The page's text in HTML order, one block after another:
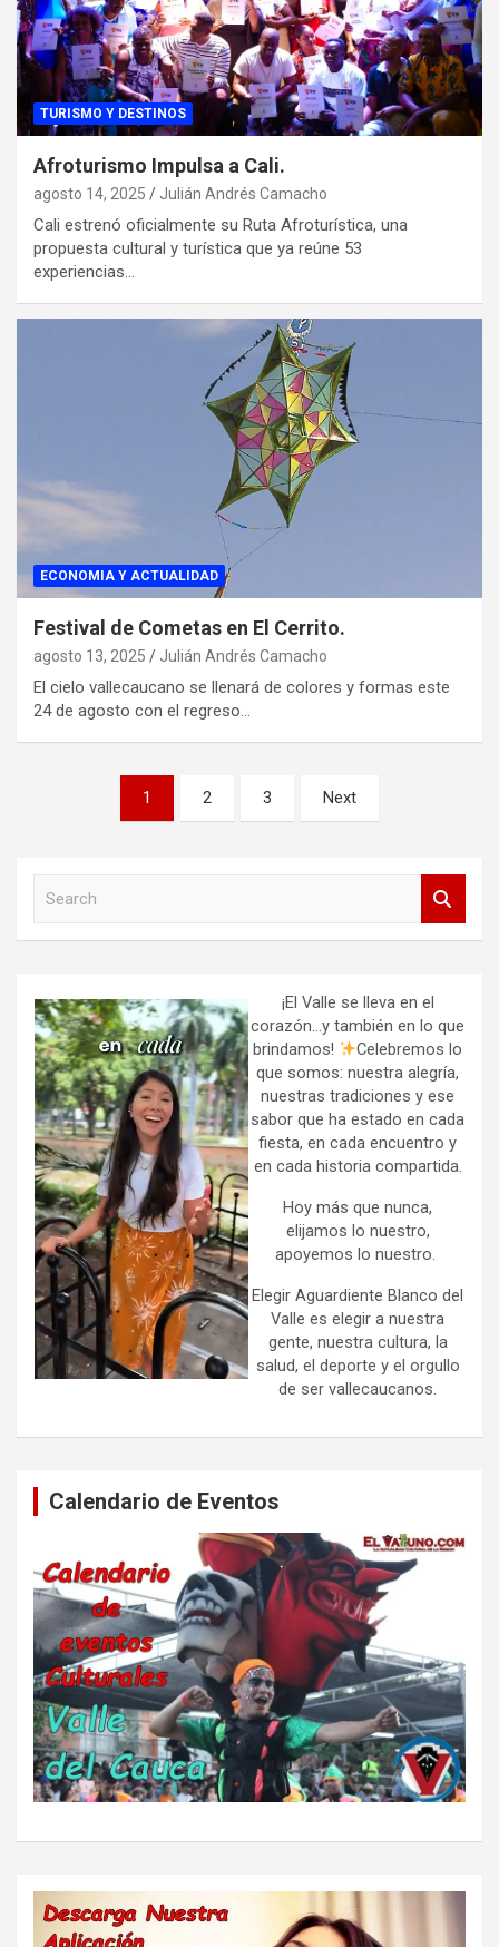
TURISMO Y DESTINOS
Afroturismo Impulsa a Cali.
agosto 14, 2025 Julián Andrés Camacho
Cali estrenó oficialmente su Ruta Afroturística, una
propuesta cultural y turística que ya reúne 53
experiencias…
ECONOMIA Y ACTUALIDAD
Festival de Cometas en El Cerrito.
agosto 13, 2025 Julián Andrés Camacho
El cielo vallecaucano se llenará de colores y formas este
24 de agosto con el regreso…
Paginación
1 2 3 Next
h
¡El Valle se lleva en el
corazón…y también en lo que
brindamos!
Celebremos lo
que somos: nuestra alegría,
nuestras tradiciones y ese
sabor que ha estado en cada
fiesta, en cada encuentro y
en cada historia compartida.
Hoy más que nunca,
elijamos lo nuestro,
apoyemos lo nuestro.
Elegir Aguardiente Blanco del
Valle es elegir a nuestra
gente, nuestra cultura, la
salud, el deporte y el orgullo
de ser vallecaucanos.
Calendario de Eventos